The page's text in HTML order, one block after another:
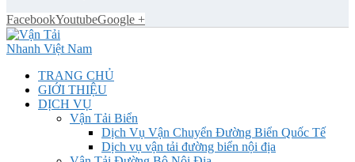
FacebookYoutubeGoogle +
TRANG CHỦ
GIỚI THIỆU
DỊCH VỤ
Vận Tải Biển
Dịch Vụ Vận Chuyển Đường Biển Quốc Tế
Dịch vụ vận tải đường biển nội địa